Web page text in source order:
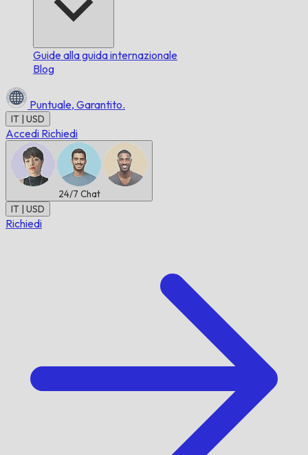
Guide alla guida internazionale
Blog
Puntuale, Garantito.
IT | USD
Accedi Richiedi
24/7 Chat
IT | USD
Richiedi